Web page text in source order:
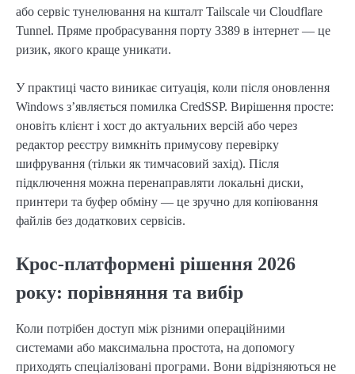
або сервіс тунелювання на кшталт Tailscale чи Cloudflare
Tunnel. Пряме пробрасування порту 3389 в інтернет — це
ризик, якого краще уникати.
У практиці часто виникає ситуація, коли після оновлення
Windows з’являється помилка CredSSP. Вирішення просте:
оновіть клієнт і хост до актуальних версій або через
редактор реєстру вимкніть примусову перевірку
шифрування (тільки як тимчасовий захід). Після
підключення можна перенаправляти локальні диски,
принтери та буфер обміну — це зручно для копіювання
файлів без додаткових сервісів.
Крос-платформені рішення 2026
року: порівняння та вибір
Коли потрібен доступ між різними операційними
системами або максимальна простота, на допомогу
приходять спеціалізовані програми. Вони відрізняються не